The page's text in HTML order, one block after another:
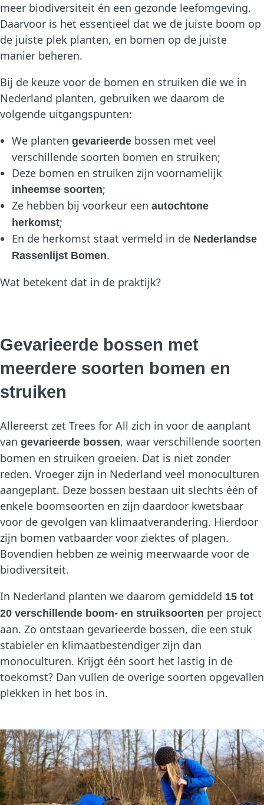
meer biodiversiteit én een gezonde leefomgeving.
Daarvoor is het essentieel dat we de juiste boom op
de juiste plek planten, en bomen op de juiste
manier beheren.
Bij de keuze voor de bomen en struiken die we in
Nederland planten, gebruiken we daarom de
volgende uitgangspunten:
We planten gevarieerde bossen met veel
verschillende soorten bomen en struiken;
Deze bomen en struiken zijn voornamelijk
inheemse soorten;
Ze hebben bij voorkeur een autochtone
herkomst;
En de herkomst staat vermeld in de Nederlandse
Rassenlijst Bomen.
Wat betekent dat in de praktijk?
Gevarieerde bossen met
meerdere soorten bomen en
struiken
Allereerst zet Trees for All zich in voor de aanplant
van gevarieerde bossen, waar verschillende soorten
bomen en struiken groeien. Dat is niet zonder
reden. Vroeger zijn in Nederland veel monoculturen
aangeplant. Deze bossen bestaan uit slechts één of
enkele boomsoorten en zijn daardoor kwetsbaar
voor de gevolgen van klimaatverandering. Hierdoor
zijn bomen vatbaarder voor ziektes of plagen.
Bovendien hebben ze weinig meerwaarde voor de
biodiversiteit.
In Nederland planten we daarom gemiddeld 15 tot
20 verschillende boom- en struiksoorten per project
aan. Zo ontstaan gevarieerde bossen, die een stuk
stabieler en klimaatbestendiger zijn dan
monoculturen. Krijgt één soort het lastig in de
toekomst? Dan vullen de overige soorten opgevallen
plekken in het bos in.